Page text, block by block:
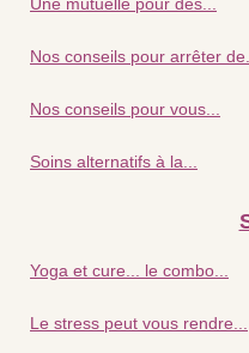
Nos conseils pour arrêter de...
Nos conseils pour vous...
Soins alternatifs à la...
Yoga et cure... le combo...
Le stress peut vous rendre...